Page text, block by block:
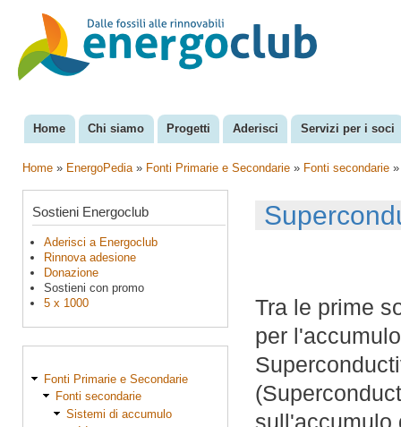
EnergoClub
per la
riconversione
del sistema
Menu principale
Home Chi siamo Progetti Aderisci Servizi per i soci
Home » EnergoPedia » Fonti Primarie e Secondarie » Fonti secondarie
Sostieni Energoclub
Aderisci a Energoclub
Rinnova adesione
Donazione
Sostieni con promo
5 x 1000
Fonti Primarie e Secondarie
Fonti secondarie
Sistemi di accumulo
Tra le prime
per